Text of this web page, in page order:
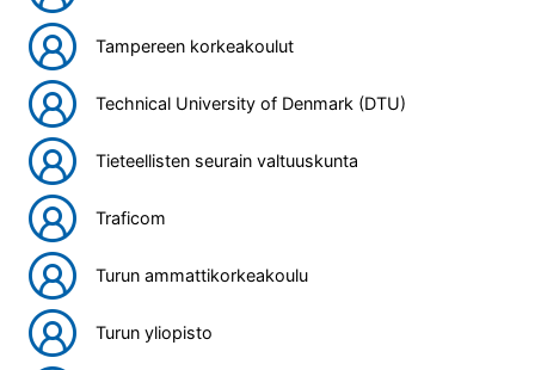
Tampereen korkeakoulut
Technical University of Denmark (DTU)
Tieteellisten seurain valtuuskunta
Traficom
Turun ammattikorkeakoulu
Turun yliopisto